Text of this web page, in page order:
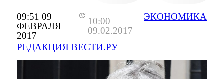
09:51 09
ФЕВРАЛЯ
2017
10:00
09.02.2017
РЕДАКЦИЯ ВЕСТИ.РУ
ЭКОНОМИКА